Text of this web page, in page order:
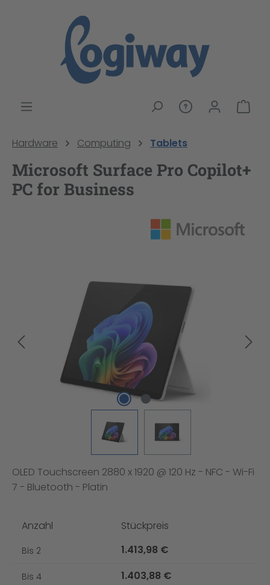
Hardware Computing Tablets
Microsoft Surface Pro Copilot+
PC for Business
Bildergalerie überspringen
OLED Touchscreen 2880 x 1920 @ 120 Hz - NFC - Wi-Fi
7 - Bluetooth - Platin
Anzahl Stückpreis
Bis 2 1.413,98 €
Bis 4 1.403,88 €